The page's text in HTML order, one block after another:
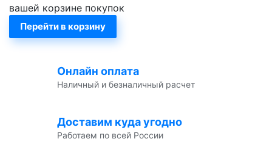
вашей корзине покупок
Перейти в корзину
Онлайн оплата
Наличный и безналичный расчет
Доставим куда угодно
Работаем по всей России